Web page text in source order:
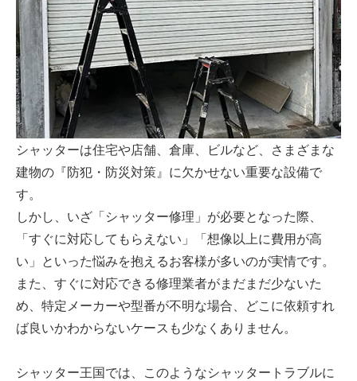
シャッターは住宅や店舗、倉庫、ビルなど、さまざまな
建物の『防犯・防災対策』に欠かせない重要な設備で
す。
しかし、いざ「シャッター修理」が必要となった際、
「すぐに対応してもらえない」「想像以上に費用が高
い」といった悩みを抱えるお客様が多いのが実情です。
また、すぐに対応できる修理業者がまだまだ少ないた
め、特定メーカーや型番が不明な場合、どこに依頼すれ
ば良いかわからないケースも少なくありません。
シャッター王国では、このようなシャッタートラブルに